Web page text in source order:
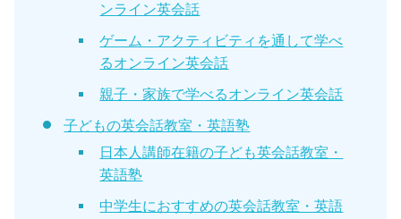
ンライン英会話
ゲーム・アクティビティを通して学べ
るオンライン英会話
親子・家族で学べるオンライン英会話
子どもの英会話教室・英語塾
日本人講師在籍の子ども英会話教室・
英語塾
中学生におすすめの英会話教室・英語